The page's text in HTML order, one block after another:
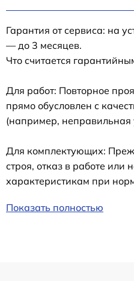
Гарантия от сервиса: на
— до 3 месяцев.
Что считается
Для работ: Повторное
прямо обусловлен с
(например, неправильная
Для комплектующих:
строя, отказ в работе или
характеристикам при
Показать полностью